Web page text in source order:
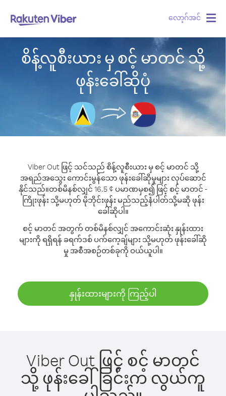
လော့ဂ်အင်
စိန့်လူစီးယား မှ စင့် မာတင် သို့
ဖုန်းခေါ်ဆိုပုံ
Viber Out ဖြင့် သင်သည် စိန့်လူစီးယား မှ စင့် မာတင် သို့
အရည်အသွေး ကောင်းမွန်သော ဖုန်းခေါ်ဆိုမှုများ လုပ်ဆောင်
နိုင်သည်။တစ်မိနစ်လျှင် 16.5 ¢ ပမာဏမှစ၍ ဖြင့် စင့် မာတင် -
ကြိုးဖုန်း သို့မဟုတ် မိုဘိုင်းဖုန်း မည်သည့်နံပါတ်သို့မဆို ဖုန်း
ခေါ်ဆိုပါ။
စင့် မာတင် အတွက် တစ်မိနစ်လျှင် အကောင်းဆုံး နှုန်းထား
များကို ရရှိရန် ခရက်ဒစ် ပက်ကေ့ချ်များ သို့မဟုတ် ဖုန်းခေါ်ဆို
မှု အစီအစဉ်တစ်ခုကို ဝယ်ယူပါ။
နှုန်းထားများကို ကြည့်ပါ
Viber Out ဖြင့် စင့် မာတင်
သို့ ဖုန်းခေါ်ခြင်းက လွယ်ကူ